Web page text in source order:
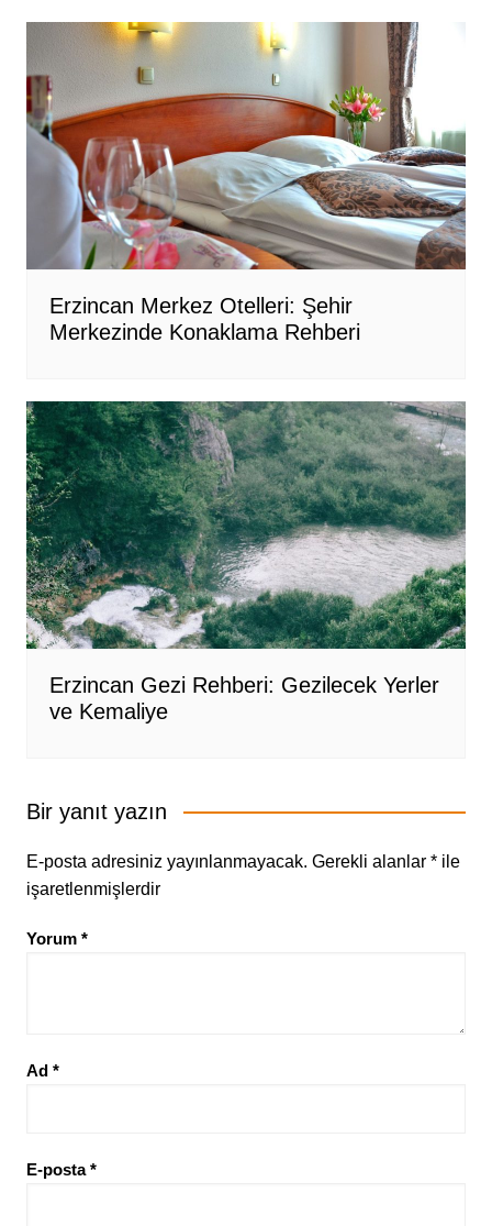
Erzincan Merkez Otelleri: Şehir
Merkezinde Konaklama Rehberi
Erzincan Gezi Rehberi: Gezilecek Yerler
ve Kemaliye
Bir yanıt yazın
E-posta adresiniz yayınlanmayacak. Gerekli alanlar *ile
işaretlenmişlerdir
Yorum *
Ad *
E-posta*